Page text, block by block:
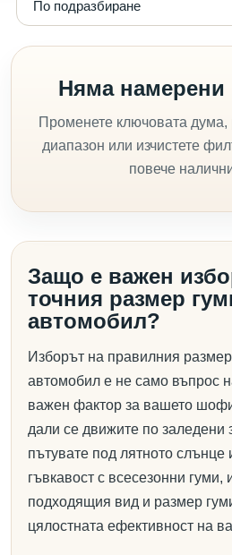
Няма намерени
Променете ключовата
диапазон или изчистете
повече
Защо е важен
точния размер
автомобил?
Изборът на правилния
автомобил е не само въпрос
важен фактор за вашето
дали се движите по заледени
пътувате под лятното слънце
гъвкавост с всесезонни гуми,
подходящия вид и размер
цялостната ефективност на